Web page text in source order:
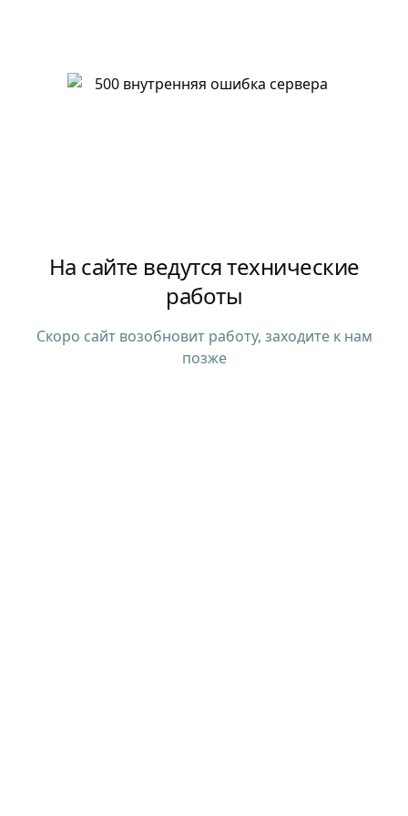
На сайте ведутся технические
работы
Скоро сайт возобновит работу, заходите к нам
позже